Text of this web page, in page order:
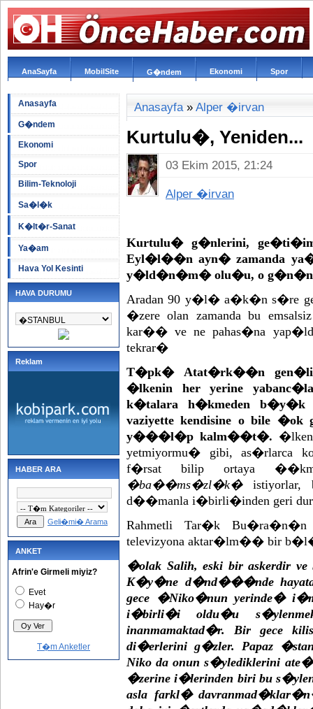
AnaSayfa MobilSite G�ndem Ekonomi Spor
Anasayfa
G�ndem
Ekonomi
Spor
Bilim-Teknoloji
Sa�l�k
K�lt�r-Sanat
Ya�am
Hava Yol Kesinti
HAVA DURUMU
Reklam
HABER ARA
Geli�mi� Arama
ANKET
Afrin'e Girmeli miyiz?
Evet
Hay�r
T�m Anketler
Anasayfa» Alper �irvan
Kurtulu�, Yeniden...
03 Ekim 2015, 21:24
Alper �irvan
Kurtulu� g�nlerini,
Eyl�l��n ayn� zamanda
y�ld�n�m� olu�u, o g�n�n
Aradan 90 y�l� a�k�n s�re
�zere olan zamanda bu
kar�� ve ne pahas�na
tekrar�
T�pk� Atat�rk��n
�lkenin her yerine
k�talara h�kmeden
vaziyette kendisine o bile
y���l�p kalm��t�.
yetmiyormu� gibi, as�rlarca
f�rsat bilip ortaya
�ba��ms�zl�k�istiyorlar,
d��manla i�birli�inden geri
Rahmetli Tar�k
televizyona aktar�lm�� bir
�olak Salih, eski bir askerdir
K�y�ne d�nd���nde
gece �Niko�nun yerinde�
i�birli�i oldu�u
inanmamaktad�r. Bir gece
di�erlerini g�zler. Papaz
Niko da onun s�ylediklerini
�zerine i�lerinden biri bu
asla farkl�